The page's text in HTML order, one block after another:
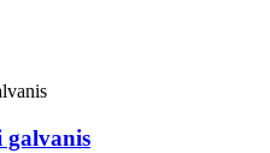
galvanis